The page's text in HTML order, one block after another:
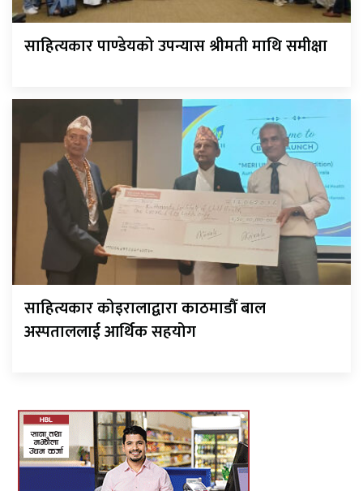
साहित्यकार पाण्डेयको उपन्यास श्रीमती माथि समीक्षा
साहित्यकार कोइरालाद्वारा काठमाडौँ बाल
अस्पताललाई आर्थिक सहयोग